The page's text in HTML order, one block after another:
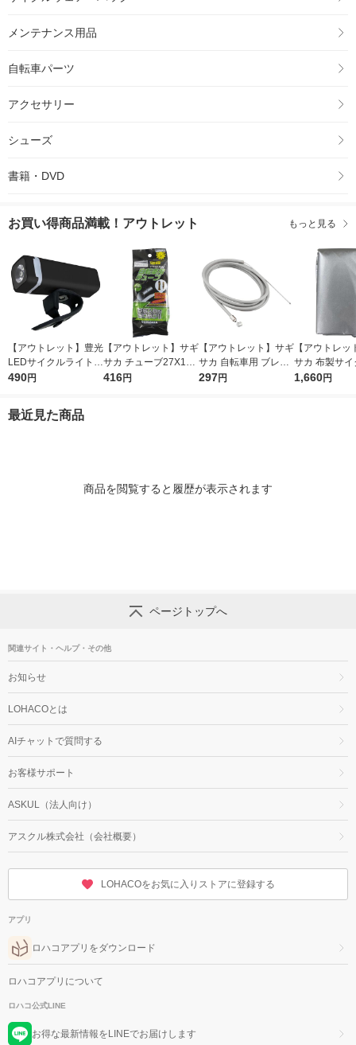
メンテナンス用品
自転車パーツ
アクセサリー
シューズ
書籍・DVD
お買い得商品満載！アウトレット もっと見る
【アウトレット】豊光
LEDサイクルライト
ブラック AG-787 1台
490円
【アウトレット】サギ
サカ チューブ27X13/
8 SPV 14500 1個
416円
【アウトレット】サギ
サカ 自転車用 ブレー
キワイヤ ライナー入
297円
【アウトレッ
サカ 布製サイ
バー タフタ
1,660円
最近見た商品
商品を閲覧すると履歴が表示されます
ページトップへ
関連サイト・ヘルプ・その他
お知らせ
LOHACOとは
AIチャットで質問する
お客様サポート
ASKUL（法人向け）
アスクル株式会社（会社概要）
LOHACOをお気に入りストアに登録する
アプリ
ロハコアプリをダウンロード
ロハコアプリについて
ロハコ公式LINE
お得な最新情報をLINEでお届けします